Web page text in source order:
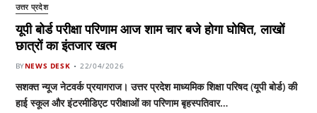
उत्तर प्रदेश
यूपी बोर्ड परीक्षा परिणाम आज शाम चार बजे होगा घोषित, लाखों
छात्रों का इंतजार खत्म
BYNEWS DESK 22/04/2026
सशक्त न्यूज नेटवर्क प्रयागराज। उत्तर प्रदेश माध्यमिक शिक्षा परिषद (यूपी बोर्ड) की
हाई स्कूल और इंटरमीडिएट परीक्षाओं का परिणाम बृहस्पतिवार…